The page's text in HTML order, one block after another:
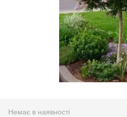
Немає в наявності